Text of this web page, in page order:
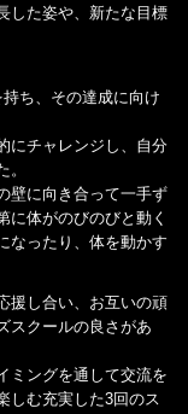
した姿や、新たな目標
ち、その達成に向け
にチャレンジし、自分
壁に向き合って一手ず
に体がのびのびと動く
なったり、体を動かす
援し合い、お互いの頑
スクールの良さがあ
ミングを通して交流を
しむ充実した3回のス